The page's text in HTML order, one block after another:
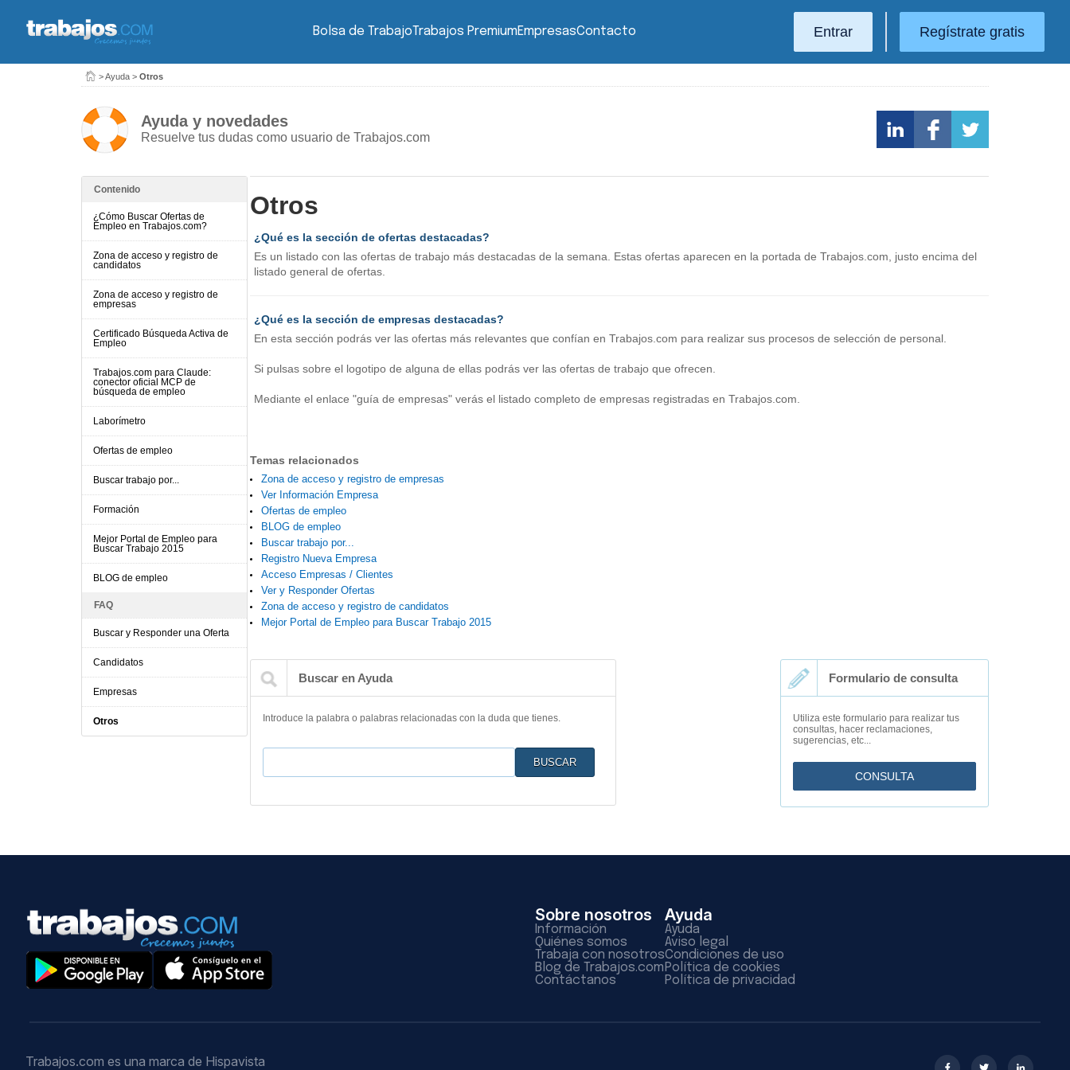
Bolsa de TrabajoTrabajos PremiumEmpresasContacto Entrar Regístrate gratis
>Ayuda > Otros
Ayuda y novedades
Resuelve tus dudas como usuario de Trabajos.com
Contenido
¿Cómo Buscar Ofertas de
Empleo en Trabajos.com?
Zona de acceso y registro de
candidatos
Zona de acceso y registro de
empresas
Certificado Búsqueda Activa de
Empleo
Trabajos.com para Claude:
conector oficial MCP de
búsqueda de empleo
Laborímetro
Ofertas de empleo
Buscar trabajo por...
Formación
Mejor Portal de Empleo para
Buscar Trabajo 2015
BLOG de empleo
FAQ
Buscar y Responder una Oferta
Candidatos
Empresas
Otros
Otros
¿Qué es la sección de ofertas destacadas?
Es un listado con las ofertas de trabajo más destacadas de la semana. Estas ofertas aparecen en la portada de Trabajos.com, justo encima del
listado general de ofertas.
¿Qué es la sección de empresas destacadas?
En esta sección podrás ver las ofertas más relevantes que confían en Trabajos.com para realizar sus procesos de selección de personal.
Si pulsas sobre el logotipo de alguna de ellas podrás ver las ofertas de trabajo que ofrecen.
Mediante el enlace "guía de empresas" verás el listado completo de empresas registradas en Trabajos.com.
Temas relacionados
Zona de acceso y registro de empresas
Ver Información Empresa
Ofertas de empleo
BLOG de empleo
Buscar trabajo por...
Registro Nueva Empresa
Acceso Empresas / Clientes
Ver y Responder Ofertas
Zona de acceso y registro de candidatos
Mejor Portal de Empleo para Buscar Trabajo 2015
Buscar en Ayuda
Introduce la palabra o palabras relacionadas con la duda que tienes.
Buscar
Formulario de consulta
Utiliza este formulario para realizar tus
consultas, hacer reclamaciones,
sugerencias, etc...
CONSULTA
Sobre nosotros
Información
Quiénes somos
Trabaja con nosotros
Blog de Trabajos.com
Contáctanos
Ayuda
Ayuda
Aviso legal
Condiciones de uso
Política de cookies
Política de privacidad
Trabajos.com es una marca de Hispavista